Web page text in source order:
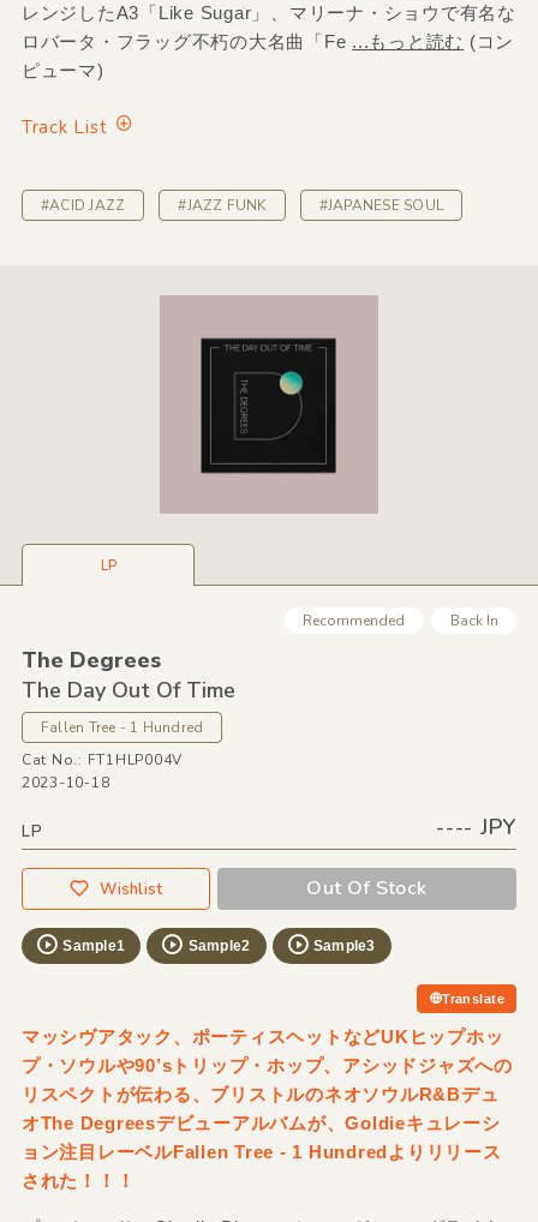
レンジしたA3「Like Sugar」、マリーナ・ショウで有名な
ロバータ・フラッグ不朽の大名曲「Fe ...もっと読む (コン
ピューマ)
Track List
#ACID JAZZ #JAZZ FUNK #JAPANESE SOUL
LP
Recommended Back In
The Degrees
The Day Out Of Time
Fallen Tree - 1 Hundred
Cat No.: FT1HLP004V
2023-10-18
LP ---- JPY
Wishlist Out Of Stock
Sample1 Sample2 Sample3
Translate
マッシヴアタック、ポーティスヘットなどUKヒップホッ
プ・ソウルや90’sトリップ・ホップ、アシッドジャズへの
リスペクトが伝わる、ブリストルのネオソウルR&Bデュ
オThe Degreesデビューアルバムが、Goldieキュレーシ
ョン注目レーベルFallen Tree - 1 Hundredよりリリース
された！！！